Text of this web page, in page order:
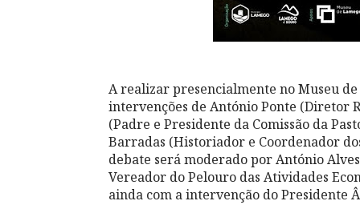
A realizar presencialmente no Museu
intervenções de António Ponte (Diretor
(Padre e Presidente da Comissão da
Barradas (Historiador e Coordenador
debate será moderado por António
Vereador do Pelouro das Atividades
ainda com a intervenção do Presidente